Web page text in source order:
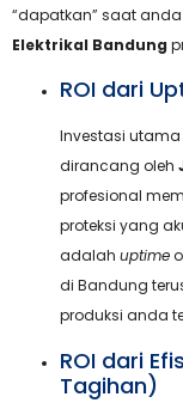
“dapatkan” saat
Elektrikal Bandung
ROI dari
Investasi
dirancang oleh
profesional
proteksi yang
adalah uptime
di Bandung
produksi anda
ROI dari
Tagihan)